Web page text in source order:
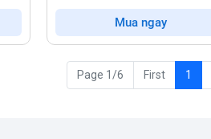
Mua ngay
Page 1/6 First 1